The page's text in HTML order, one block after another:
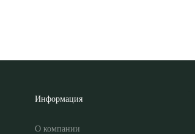
Информация
О компании